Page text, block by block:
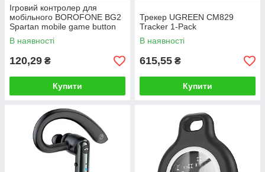
Ігровий контролер для
мобільного BOROFONE BG2
Spartan mobile game button
Black
В наявності
120,29 ₴
Купити
Трекер UGREEN CM829
Tracker 1-Pack
В наявності
615,55 ₴
Купити